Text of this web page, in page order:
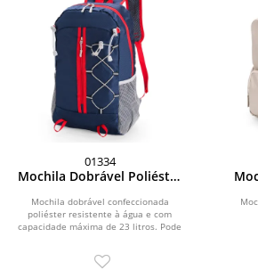
01334
Mochila Dobrável Poliéster
Mochila dobrável confeccionada
poliéster resistente à água e com
capacidade máxima de 23 litros. Pode